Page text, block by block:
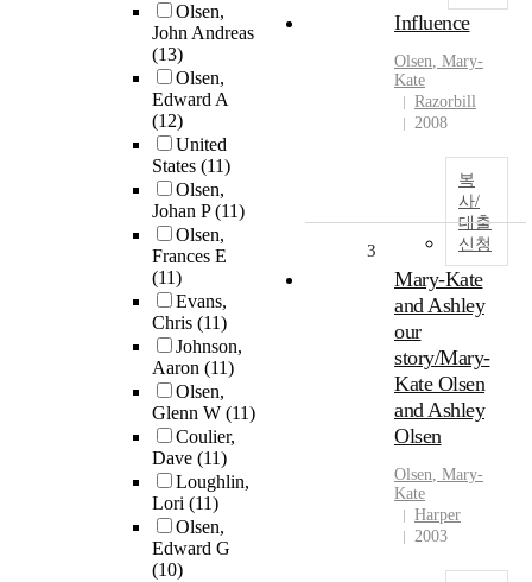
Olsen,
John Andreas
(13)
Olsen,
Edward A
(12)
United
States (11)
Olsen,
Johan P(11)
Olsen,
Frances E
(11)
Evans,
Chris (11)
Johnson,
Aaron (11)
Olsen,
Glenn W (11)
Coulier,
Dave (11)
Loughlin,
Lori (11)
Olsen,
Edward G
(10)
Influence
Olsen, Mary-
Kate
Razorbill
2008
복
사/
대출
신청
3
Mary-Kate
and Ashley
our
story/Mary-
Kate Olsen
and Ashley
Olsen
Olsen, Mary-
Kate
Harper
2003